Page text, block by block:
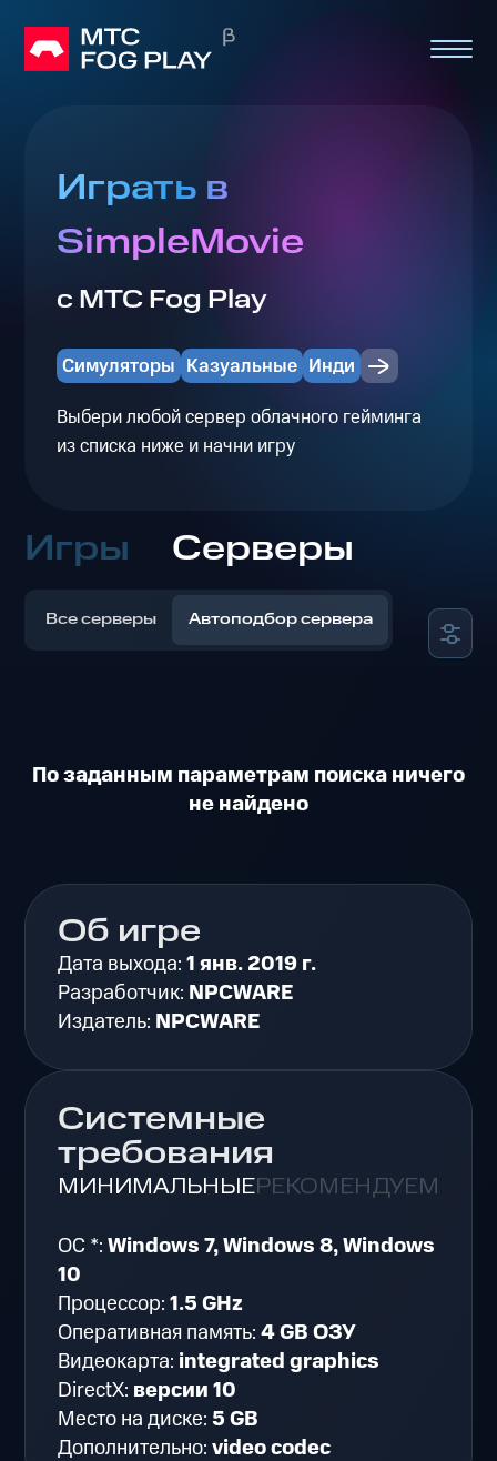
Играть в
SimpleMovie
с МТС Fog Play
Симуляторы Казуальные Инди
Выбери любой сервер облачного гейминга
из списка ниже и начни игру
Игры Серверы
Все серверы Автоподбор сервера
По заданным параметрам поиска ничего
не найдено
Об игре
Дата выхода:1 янв. 2019 г.
Разработчик: NPCWARE
Издатель: NPCWARE
Системные
требования
МИНИМАЛЬНЫЕРЕКОМЕНДУЕМЫЕ
ОС *:Windows 7, Windows 8, Windows
10
Процессор:1.5 GHz
Оперативная память:4 GB ОЗУ
Видеокарта: integrated graphics
DirectX: версии 10
Место на диске:5 GB
Дополнительно:video codec